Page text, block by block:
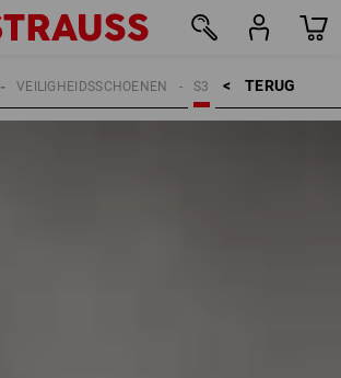
TERUG    >
S3
VEILIGHEIDSSCHOENEN